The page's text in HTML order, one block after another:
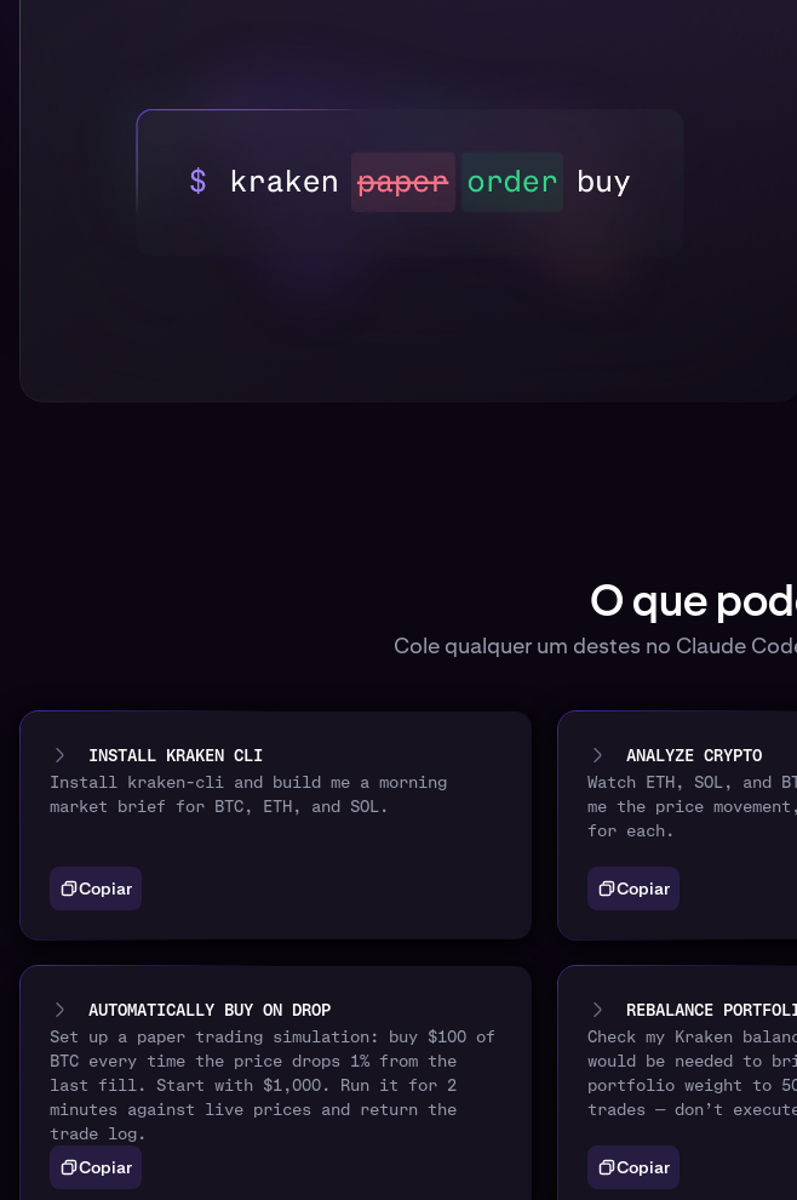
O que
Cole qualquer um destes no Claude
INSTALL KRAKEN CLI
Install kraken-cli and build me a morning
market brief for BTC, ETH, and SOL.
Copiar
ANALYZE CRYPTO
Watch ETH, SOL, and
me the price
for each.
Copiar
AUTOMATICALLY BUY ON DROP
Set up a paper trading simulation: buy $100 of
BTC every time the price drops 1% from the
last fill. Start with $1,000. Run it for 2
minutes against live prices and return the
trade log.
Copiar
REBALANCE
Check my Kraken
would be needed to
portfolio weight to
trades — don’t
Copiar